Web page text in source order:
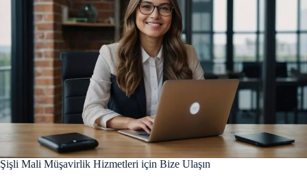
Şişli Mali Müşavirlik Hizmetleri için Bize Ulaşın